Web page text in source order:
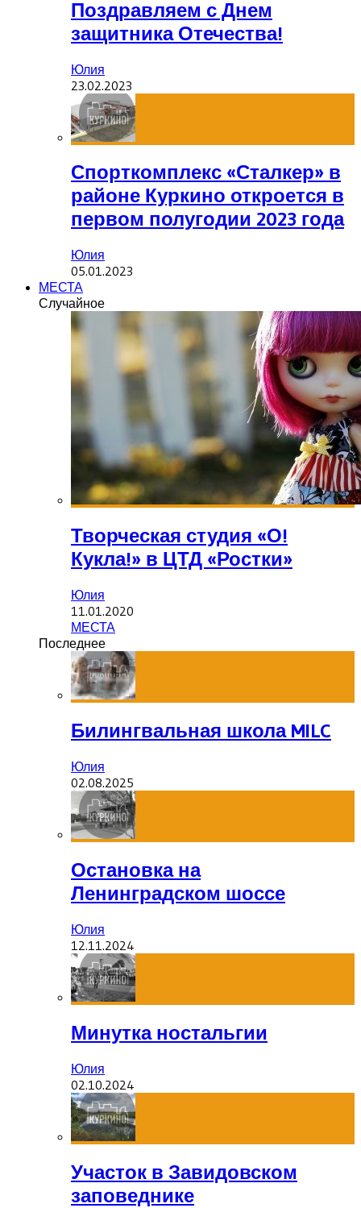
Поздравляем с Днем
защитника Отечества!
Юлия
23.02.2023
Спорткомплекс «Сталкер» в
районе Куркино откроется в
первом полугодии 2023 года
Юлия
05.01.2023
МЕСТА
Случайное
Творческая студия «О!
Кукла!» в ЦТД «Ростки»
Юлия
11.01.2020
МЕСТА
Последнее
Билингвальная школа MILC
Юлия
02.08.2025
Остановка на
Ленинградском шоссе
Юлия
12.11.2024
Минутка ностальгии
Юлия
02.10.2024
Участок в Завидовском
заповеднике